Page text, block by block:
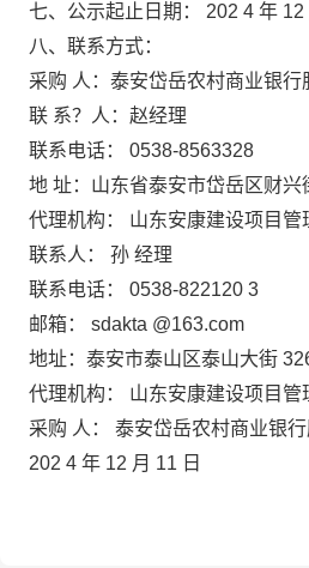
七、公示起止日期： 202 4 年 12
八、联系方式：
采购 人：泰安岱岳农村商业银行
联 系？人：赵经理
联系电话： 0538-8563328
地 址：山东省泰安市岱岳区财兴
代理机构： 山东安康建设项目管
联系人： 孙 经理
联系电话： 0538-822120 3
邮箱： sdakta @163.com
地址：泰安市泰山区泰山大街
代理机构： 山东安康建设项目管
采购 人： 泰安岱岳农村商业银
202 4 年 12 月 11 日